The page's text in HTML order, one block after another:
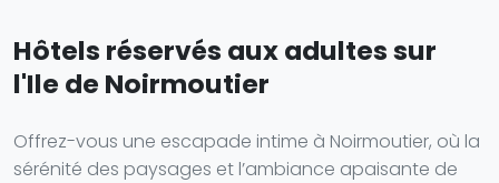
Hôtels réservés aux adultes sur
l'Ile de Noirmoutier
Offrez-vous une escapade intime à Noirmoutier, où la
sérénité des paysages et l’ambiance apaisante de